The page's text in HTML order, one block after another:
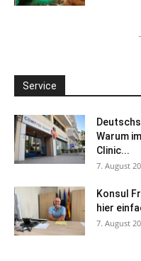
Service
Warum
Clinic...
7. August
Konsul
hier
7. August